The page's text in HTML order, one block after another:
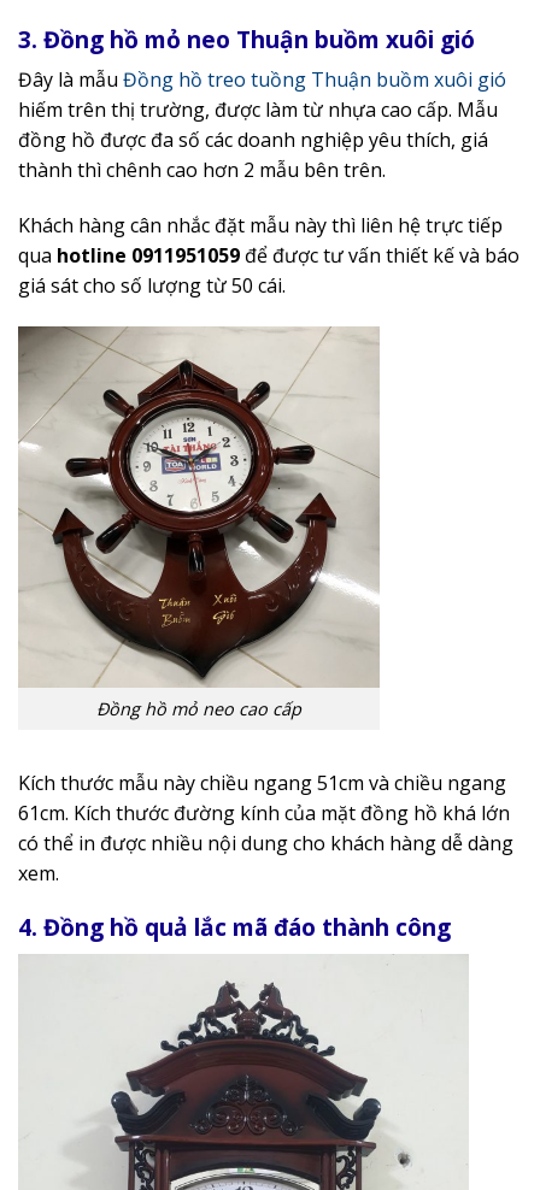
3. Đồng hồ mỏ neo Thuận buồm xuôi gió
Đây là mẫu Đồng hồ treo tuồng Thuận buồm xuôi gió
hiếm trên thị trường, được làm từ nhựa cao cấp. Mẫu
đồng hồ được đa số các doanh nghiệp yêu thích, giá
thành thì chênh cao hơn 2 mẫu bên trên.
Khách hàng cân nhắc đặt mẫu này thì liên hệ trực tiếp
qua hotline 0911951059 để được tư vấn thiết kế và báo
giá sát cho số lượng từ 50 cái.
Đồng hồ mỏ neo cao cấp
Kích thước mẫu này chiều ngang 51cm và chiều ngang
61cm. Kích thước đường kính của mặt đồng hồ khá lớn
có thể in được nhiều nội dung cho khách hàng dễ dàng
xem.
4. Đồng hồ quả lắc mã đáo thành công